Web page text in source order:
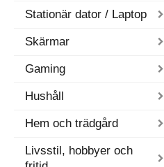
Stationär dator / Laptop
Skärmar
Gaming
Hushåll
Hem och trädgård
Livsstil, hobbyer och